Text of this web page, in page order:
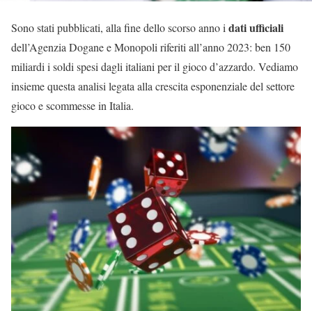
Sono stati pubblicati, alla fine dello scorso anno i dati ufficiali
dell’Agenzia Dogane e Monopoli riferiti all’anno 2023: ben 150
miliardi i soldi spesi dagli italiani per il gioco d’azzardo. Vediamo
insieme questa analisi legata alla crescita esponenziale del settore
gioco e scommesse in Italia.